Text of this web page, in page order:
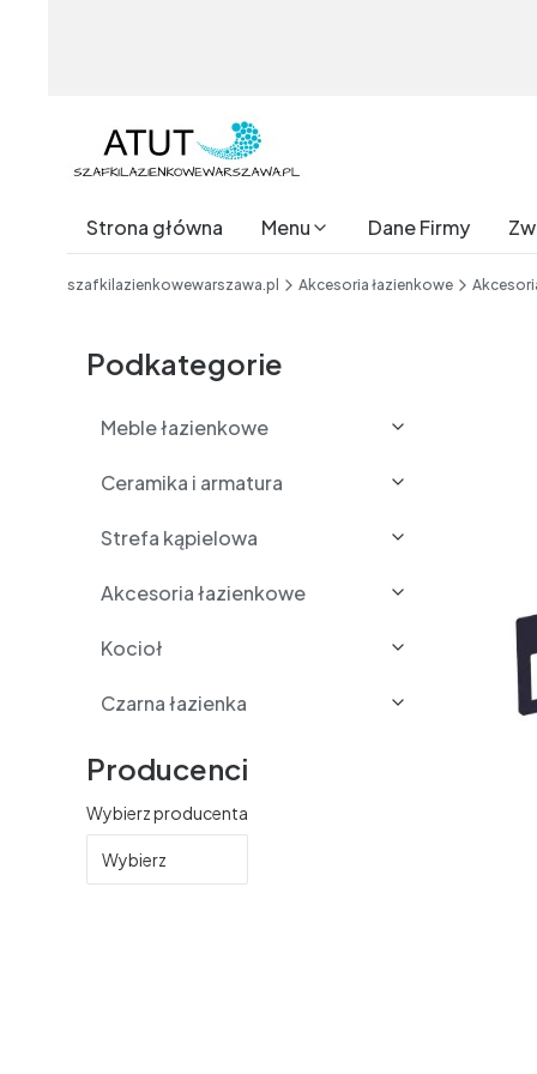
Strona główna Menu Dane Firmy
szafkilazienkowewarszawa.pl Akcesoria łazienkowe
Podkategorie
Meble łazienkowe
Ceramika i armatura
Strefa kąpielowa
Akcesoria łazienkowe
Kocioł
Czarna łazienka
Producenci
Wybierz producenta
Wybierz